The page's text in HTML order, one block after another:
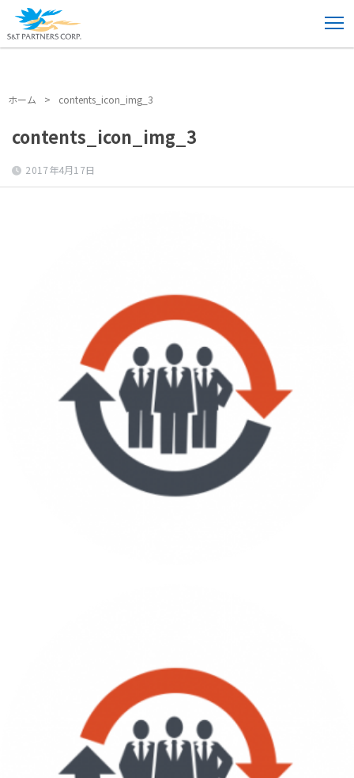
ホーム > contents_icon_img_3
ホーム > contents_icon_img_3
contents_icon_img_3
2017年4月17日